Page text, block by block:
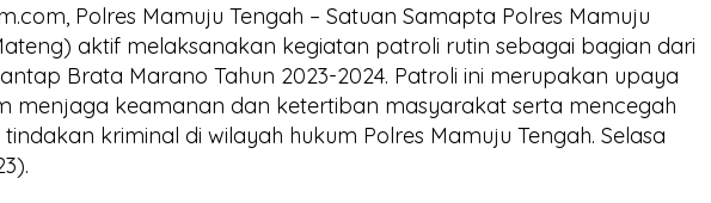
Tahun
2023-
2024
Polres Mamuju Tengah – Satuan Samapta Polres Mamuju
aktif melaksanakan kegiatan patroli rutin sebagai bagian dari
Brata Marano Tahun 2023-2024. Patroli ini merupakan upaya
menjaga keamanan dan ketertiban masyarakat serta mencegah
kriminal di wilayah hukum Polres Mamuju Tengah. Selasa